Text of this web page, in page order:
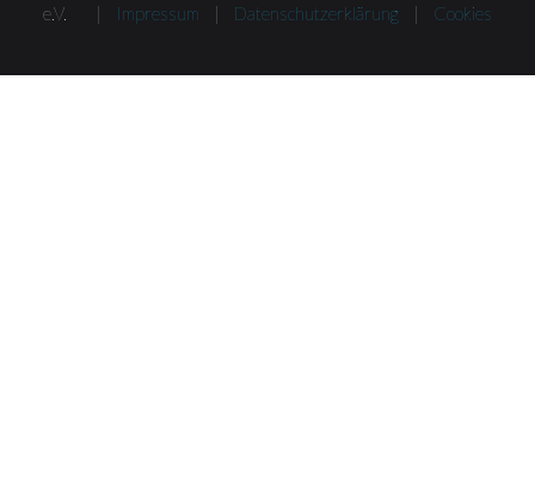
e.V. |
Impressum | Datenschutzerklärung | Cookies